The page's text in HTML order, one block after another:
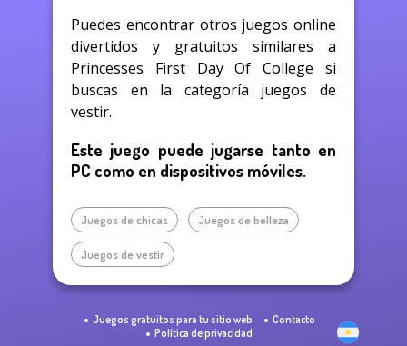
Puedes encontrar otros juegos online
divertidos y gratuitos similares a
Princesses First Day Of College si
buscas en la categoría juegos de
vestir.
Este juego puede jugarse tanto en
PC como en dispositivos móviles.
Juegos de chicas Juegos de belleza
Juegos de vestir
Juegos gratuitos para tu sitio web
Contacto
Política de privacidad